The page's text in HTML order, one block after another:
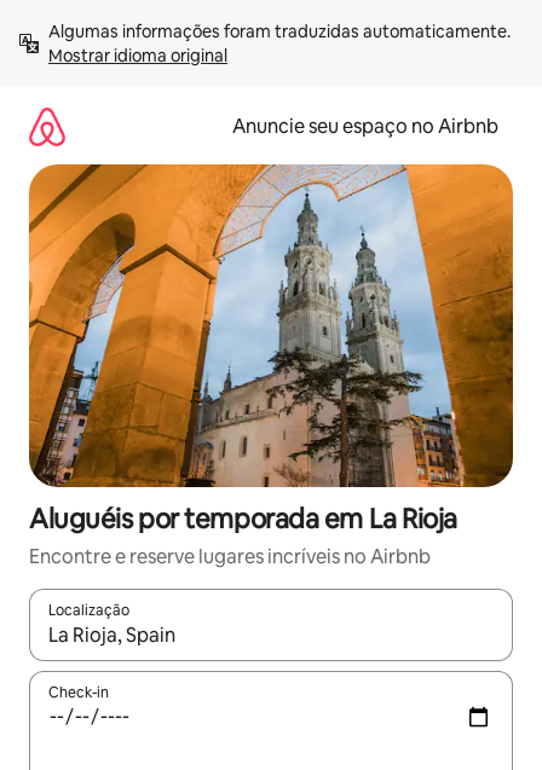
para
Mostrar idioma original
Anuncie seu espaço no Airbnb
Aluguéis por temporada em La Rioja
Encontre e reserve lugares incríveis no Airbnb
Localização
Quando os resultados estiverem disponíveis, explore-os
Check-in